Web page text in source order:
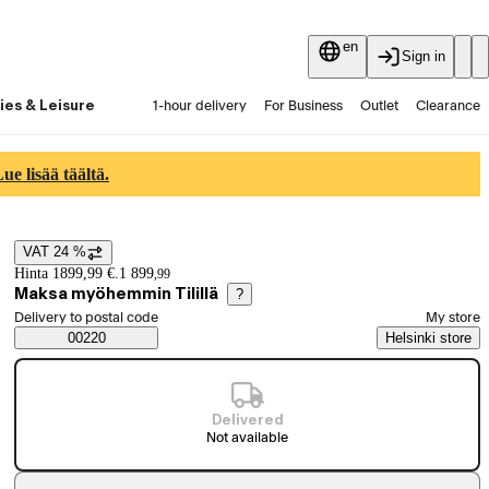
en
Sign in
& Leisure 1-hour delivery For Business Outlet Clearance
lisää täältä.
Price details
VAT 24 %
Hinta 1899,99 €. 1 899,99
Maksa myöhemmin Tilillä ?
Saatavuustiedot
Select order method
Delivery to postal code
00220
My store
Helsinki store
Delivered
Not available